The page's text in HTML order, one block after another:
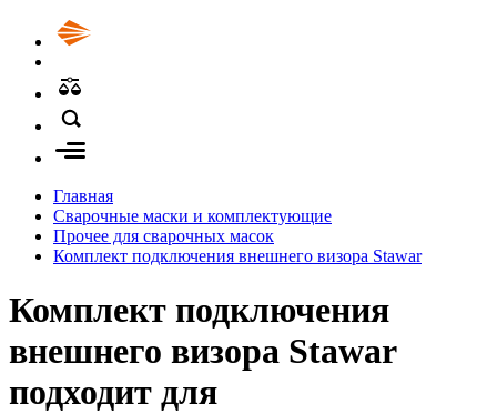
Главная
Сварочные маски и комплектующие
Прочее для сварочных масок
Комплект подключения внешнего визора Stawar
Комплект подключения
внешнего визора Stawar
подходит для